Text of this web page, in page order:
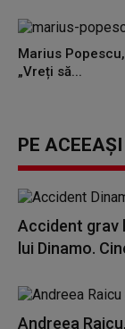
Marius
„Vreți să...
PE
Accident grav
lui Dinamo.
Andreea